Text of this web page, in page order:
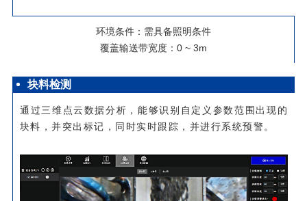
环境条件：需具备照明条件
覆盖输送带宽度：0 ~ 3m
块料检测
通过三维点云数据分析，能够识别自定义参数范围出现的
块料，并突出标记，同时实时跟踪，并进行系统预警。